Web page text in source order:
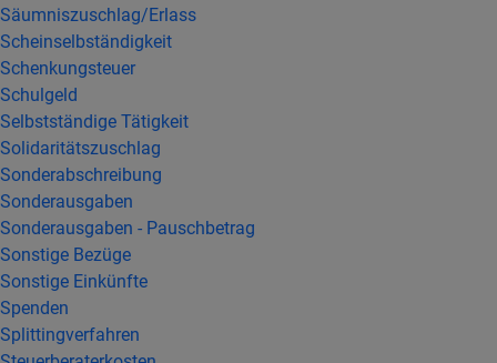
Säumniszuschlag/Erlass
Scheinselbständigkeit
Schenkungsteuer
Schulgeld
Selbstständige Tätigkeit
Solidaritätszuschlag
Sonderabschreibung
Sonderausgaben
Sonderausgaben - Pauschbetrag
Sonstige Bezüge
Sonstige Einkünfte
Spenden
Splittingverfahren